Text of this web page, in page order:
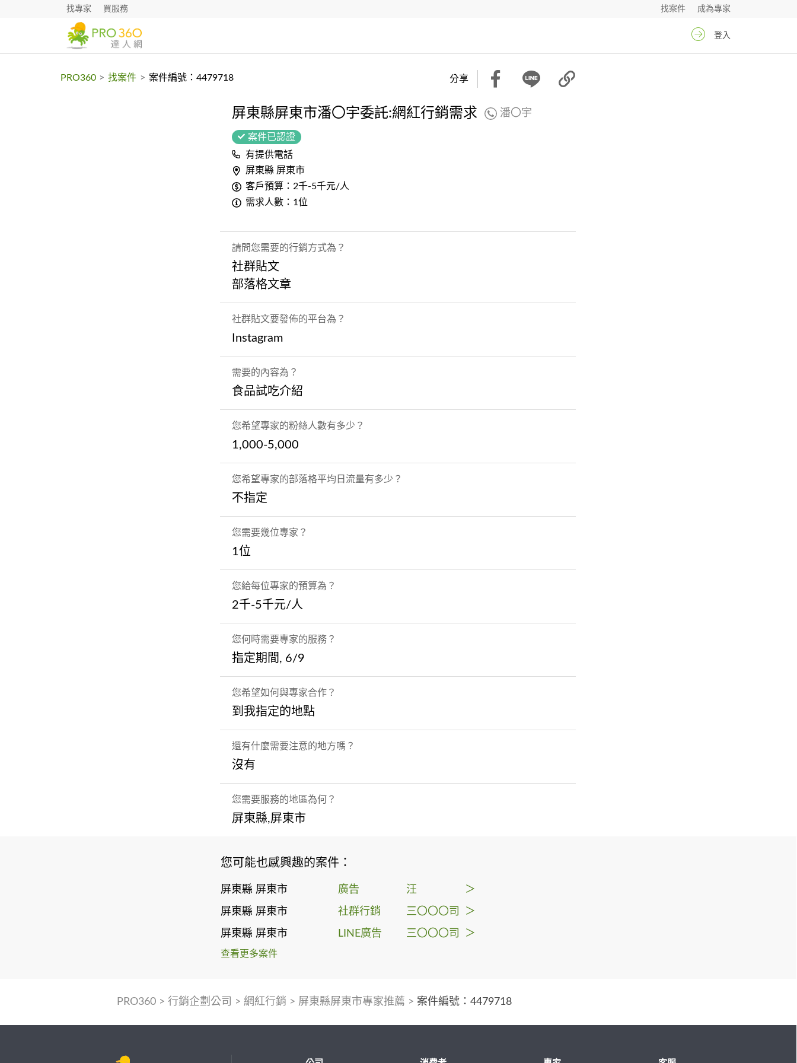
找專家 買服務 成為專家
找案件
登入
PRO360 > 找案件 > 案件編號：4479718 分享
屏東縣屏東市潘〇宇委託:網紅行銷需求 潘〇宇
案件已認證
有提供電話
屏東縣 屏東市
客戶預算：2千-5千元/人
需求人數：1位
請問您需要的行銷方式為？
社群貼文
部落格文章
社群貼文要發佈的平台為？
Instagram
需要的內容為？
食品試吃介紹
您希望專家的粉絲人數有多少？
1,000-5,000
您希望專家的部落格平均日流量有多少？
不指定
您需要幾位專家？
1位
您給每位專家的預算為？
2千-5千元/人
您何時需要專家的服務？
指定期間, 6/9
您希望如何與專家合作？
到我指定的地點
還有什麼需要注意的地方嗎？
沒有
您需要服務的地區為何？
屏東縣,屏東市
您可能也感興趣的案件：
屏東縣 屏東市 廣告 汪 ＞
屏東縣 屏東市 社群行銷 三〇〇〇司 ＞
屏東縣 屏東市 LINE廣告 三〇〇〇司 ＞
查看更多案件
PRO360> 行銷企劃公司 > 網紅行銷 > 屏東縣屏東市專家推薦 > 案件編號：4479718